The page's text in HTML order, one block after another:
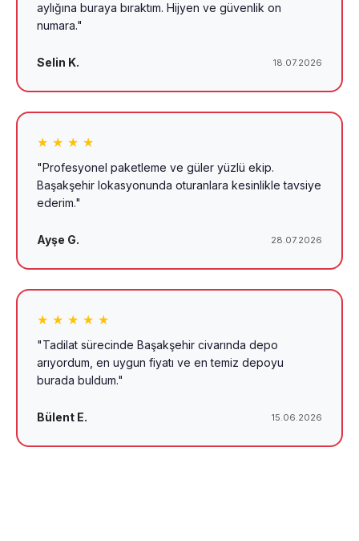
aylığına buraya bıraktım. Hijyen ve güvenlik on
numara."
Selin K. 18.07.2026
★ ★ ★ ★
"Profesyonel paketleme ve güler yüzlü ekip.
Başakşehir lokasyonunda oturanlara kesinlikle tavsiye
ederim."
Ayşe G. 28.07.2026
★ ★ ★ ★ ★
"Tadilat sürecinde Başakşehir civarında depo
arıyordum, en uygun fiyatı ve en temiz depoyu
burada buldum."
Bülent E. 15.06.2026